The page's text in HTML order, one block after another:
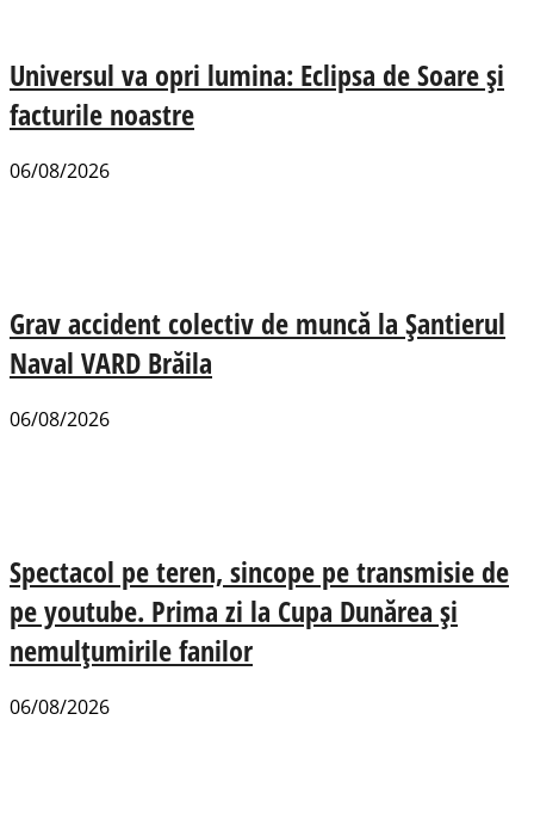
Universul va opri lumina: Eclipsa de Soare și
facturile noastre
06/08/2026
Grav accident colectiv de muncă la Șantierul
Naval VARD Brăila
06/08/2026
Spectacol pe teren, sincope pe transmisie de
pe youtube. Prima zi la Cupa Dunărea și
nemulțumirile fanilor
06/08/2026